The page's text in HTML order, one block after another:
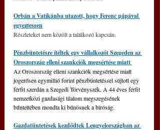
Orbán a Vatikánba utazott, hogy Ferenc pápával
egyeztessen
Részleteket nem közölt a találkozó kapcsán.
Pénzbüntetésre ítéltek egy vállalkozót Szegeden az
Oroszország elleni szankciók megsértése miatt
Az Oroszország elleni szankciók megsértése miatt
jogerősen egymillió forint pénzbüntetéssel sújtott egy
férfit szerdán a Szegedi Törvényszék. A 44 éves férfit
nemzetközi gazdasági tilalom megszegésének
bűntettében mondta ki bűnösnek a bíróság.
Gazdatüntetések kezdődtek Lengyelországban az